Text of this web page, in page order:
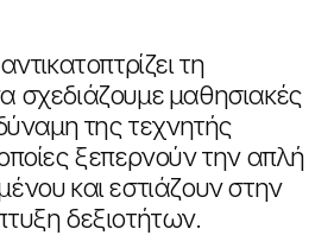
τη
σχεδιάζουμε μαθησιακές
της τεχνητής
ξεπερνούν την απλή
και εστιάζουν στην
δεξιοτήτων.